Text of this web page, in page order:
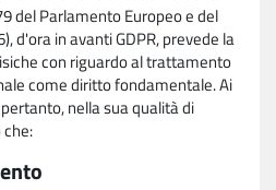
del Parlamento Europeo e del
d'ora in avanti GDPR, prevede la
con riguardo al trattamento
come diritto fondamentale. Ai
nella sua qualità di